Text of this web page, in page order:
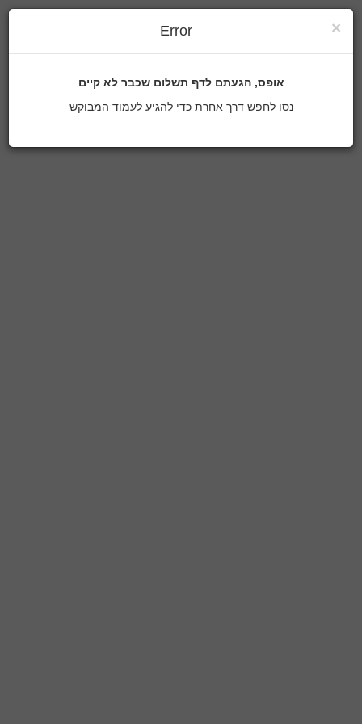
×
Error
אופס, הגעתם לדף תשלום שכבר לא קיים
נסו לחפש דרך אחרת כדי להגיע לעמוד המבוקש